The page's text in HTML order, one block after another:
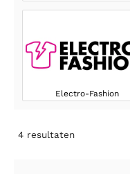
Electro-Fashion
4 resultaten